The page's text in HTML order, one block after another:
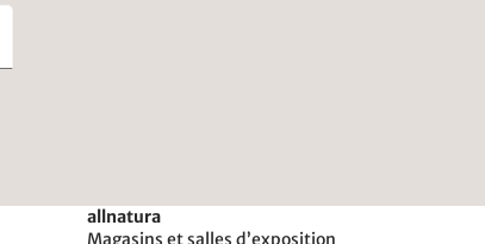
allnatura
Magasins et salles d’exposition